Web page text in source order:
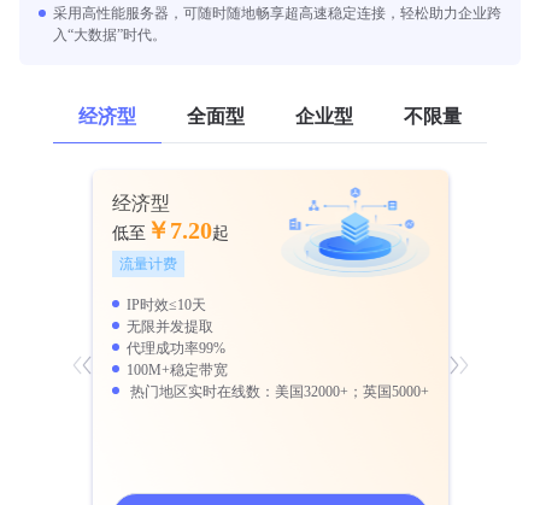
采用高性能服务器，可随时随地畅享超高速稳定连接，轻松助力企业跨
入“大数据”时代。
经济型 全面型 企业型 不限量
经济型
低至 ￥7.20起
流量计费
IP时效≤10天
无限并发提取
代理成功率99%
100M+稳定带宽
热门地区实时在线数：美国32000+；英国5000+